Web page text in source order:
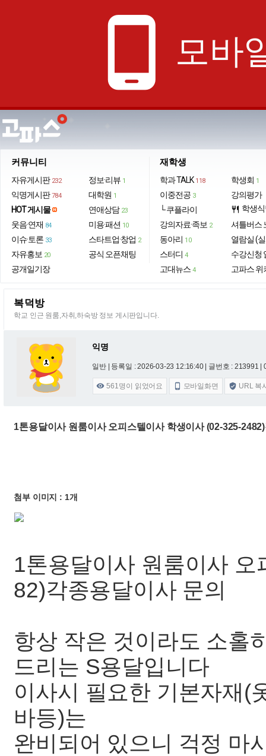
phone_android 모바
커뮤니티
자유게시판 232
익명게시판 784
HOT 게시물
웃음·연재 84
이슈·토론 33
자유홍보 20
공개일기장
정보·리뷰 1
대학원 1
연애상담 23
미용·패션 10
스타트업·창업 2
공식 오픈채팅
재학생
학과 TALK 118
이중전공 3
└ 쿠플라이
강의자료·족보 2
동아리 10
스터디 4
고대뉴스 4
학생회 1
강의평가
restaurant 학생
셔틀버스
열람실 (
수강신청
고파스 위
복덕방
학교 인근 원룸,자취,하숙방 정보 게시판입니다.
익명
일반 | 등록일 : 2026-03-23 12:16:40 | 글번호 : 213991 |
 561명이 읽었어요  모바일화면  URL 복
1톤용달이사 원룸이사 오피스텔이사 학생이사 (02-325-
첨부 이미지 : 1개
1톤용달이사 원룸이사
82)각종용달이사 문의
항상 작은 것이라도 소홀
드리는 S용달입니다
이사시 필요한 기본자재(
바등)는
완비되어 있으니 걱정 마